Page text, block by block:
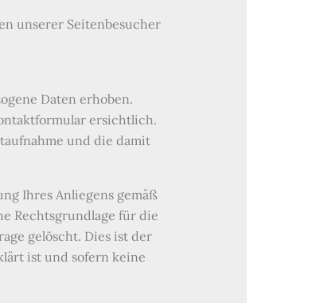
unserer Seitenbesucher
Daten erhoben.
ersichtlich.
und die damit
Ihres Anliegens gemäß
Rechtsgrundlage für die
gelöscht. Dies ist der
ist und sofern keine